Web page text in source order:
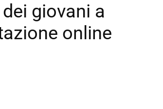
giovani a
online